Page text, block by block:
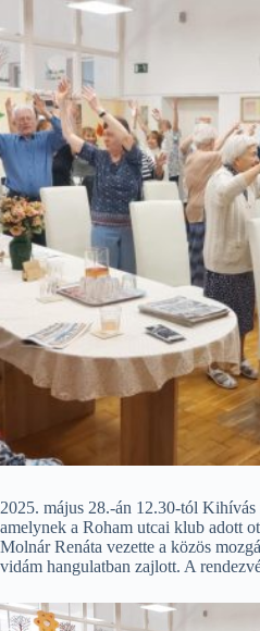
2025. május 28.-án 12.30-tól
amelynek a Roham utcai klub adott
Molnár Renáta vezette a közös
vidám hangulatban zajlott. A